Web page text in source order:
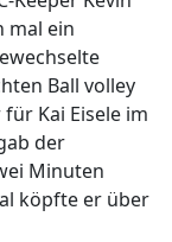
mal ein
Ball volley
Kai Eisele im
der
Minuten
köpfte er über